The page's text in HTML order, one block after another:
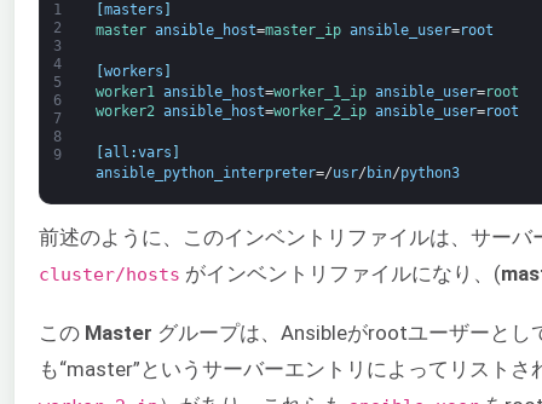
1
2
3
4
5
6
7
8
9
masters
master ansible_host=master_ip ansible_user=root
[workers ]
worker1 ansible_host=worker_1_ip ansible_user=root
worker2 ansible_host=worker_2_ip ansible_user=root
all :vars
ansible_python_interpreter=/usr/ bin/python3
前述のように、このインベントリファイルは、サー
cluster/hosts がインベントリファイルになり、(
この Master グループは、Ansibleがrootユーザーと
も“master”というサーバーエントリによってリストさ